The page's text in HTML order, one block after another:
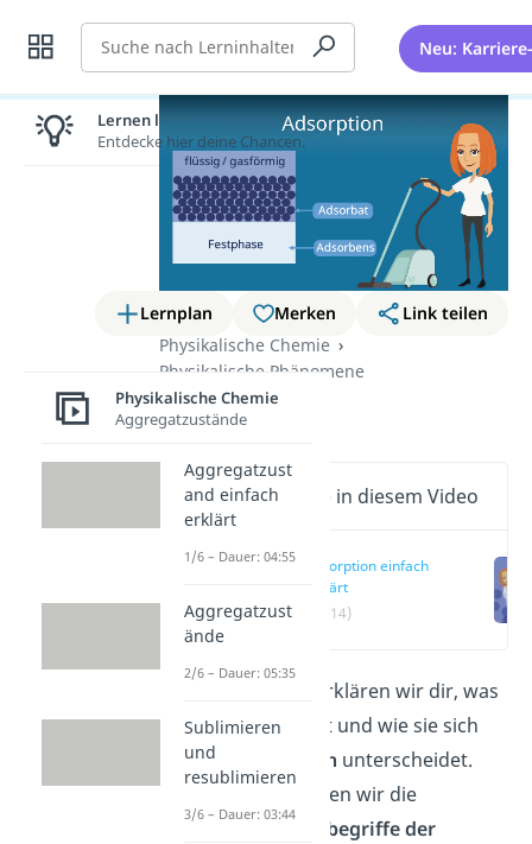
Suche Neu:
Lernplan Merken
Link teilen
Physikalische Chemie
Physikalische Phänomene
Adsorption
Wichtige Inhalte in diesem Video
Adsorption einfach
erklärt
(00:14)
In diesem Artikel erklären wir dir, was
eineAdsorption
ist und wie sie sich
von der
Absorption unterscheidet.
Außerdem definieren wir die
wichtigsten
Grundbegriffe der
Lernen lohnt sich!
Entdecke hier deine Chancen.
Physikalische Chemie
Aggregatzustände
Aggregatzust
and einfach
erklärt
1/6 – Dauer: 04:55
Aggregatzust
ände
2/6 – Dauer: 05:35
Sublimieren
und
resublimieren
3/6 – Dauer: 03:44